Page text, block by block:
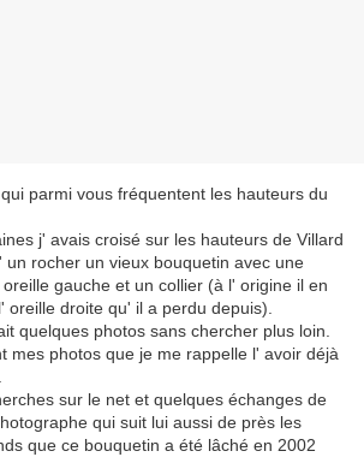
parmi vous fréquentent les hauteurs du
j' avais croisé sur les hauteurs de Villard
rocher un vieux bouquetin avec une
gauche et un collier (à l' origine il en
oreille droite qu' il a perdu depuis).
quelques photos sans chercher plus loin.
mes photos que je me rappelle l' avoir déjà
sur le net et quelques échanges de
qui suit lui aussi de près les
que ce bouquetin a été lâché en 2002